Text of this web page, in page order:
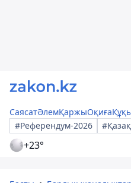
СаясатӘлемҚаржыОқиға
#Референдум-2026
+23°